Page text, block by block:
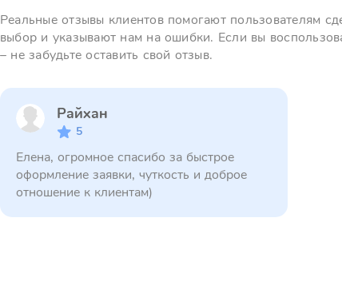
Реальные отзывы клиентов помогают пользователям
выбор и указывают нам на ошибки. Если вы
– не забудьте оставить свой отзыв.
Райхан
5
Елена, огромное спасибо за быстрое
оформление заявки, чуткость и доброе
отношение к клиентам)